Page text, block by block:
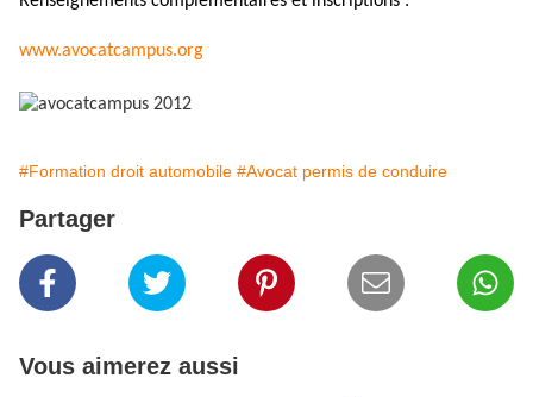
www.avocatcampus.org
#Formation droit automobile #Avocat permis de conduire
Partager
Vous aimerez aussi